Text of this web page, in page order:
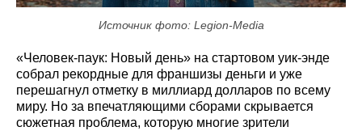
Источник фото: Legion-Media
«Человек-паук: Новый день» на стартовом уик-энде
собрал рекордные для франшизы деньги и уже
перешагнул отметку в миллиард долларов по всему
миру. Но за впечатляющими сборами скрывается
сюжетная проблема, которую многие зрители